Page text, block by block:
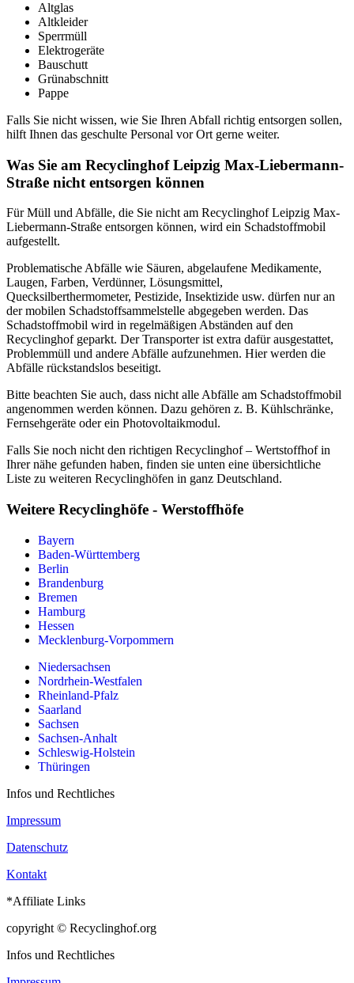
Altglas
Altkleider
Sperrmüll
Elektrogeräte
Bauschutt
Grünabschnitt
Pappe
Falls Sie nicht wissen, wie Sie Ihren Abfall richtig entsorgen sollen,
hilft Ihnen das geschulte Personal vor Ort gerne weiter.
Was Sie am Recyclinghof Leipzig Max-Liebermann-
Straße nicht entsorgen können
Für Müll und Abfälle, die Sie nicht am Recyclinghof Leipzig Max-
Liebermann-Straße entsorgen können, wird ein Schadstoffmobil
aufgestellt.
Problematische Abfälle wie Säuren, abgelaufene Medikamente,
Laugen, Farben, Verdünner, Lösungsmittel,
Quecksilberthermometer, Pestizide, Insektizide usw. dürfen nur an
der mobilen Schadstoffsammelstelle abgegeben werden. Das
Schadstoffmobil wird in regelmäßigen Abständen auf den
Recyclinghof geparkt. Der Transporter ist extra dafür ausgestattet,
Problemmüll und andere Abfälle aufzunehmen. Hier werden die
Abfälle rückstandslos beseitigt.
Bitte beachten Sie auch, dass nicht alle Abfälle am Schadstoffmobil
angenommen werden können. Dazu gehören z. B. Kühlschränke,
Fernsehgeräte oder ein Photovoltaikmodul.
Falls Sie noch nicht den richtigen Recyclinghof – Wertstoffhof in
Ihrer nähe gefunden haben, finden sie unten eine übersichtliche
Liste zu weiteren Recyclinghöfen in ganz Deutschland.
Weitere Recyclinghöfe - Werstoffhöfe
Bayern
Baden-Württemberg
Berlin
Brandenburg
Bremen
Hamburg
Hessen
Mecklenburg-Vorpommern
Niedersachsen
Nordrhein-Westfalen
Rheinland-Pfalz
Saarland
Sachsen
Sachsen-Anhalt
Schleswig-Holstein
Thüringen
Infos und Rechtliches
Impressum
Datenschutz
Kontakt
*Affiliate Links
copyright © Recyclinghof.org
Infos und Rechtliches